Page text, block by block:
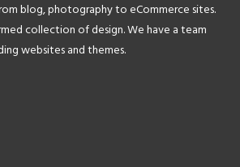
blog, photography to eCommerce sites.
collection of design. We have a team
websites and themes.